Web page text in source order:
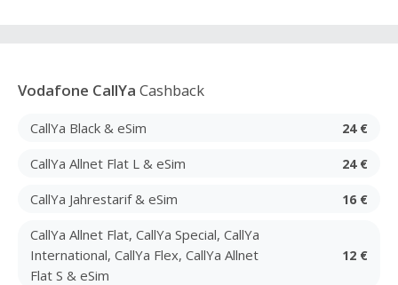
Vodafone CallYa Cashback
CallYa Black & eSim 24 €
CallYa Allnet Flat L & eSim 24 €
CallYa Jahrestarif & eSim 16 €
CallYa Allnet Flat, CallYa Special, CallYa
International, CallYa Flex, CallYa Allnet
Flat S & eSim
12 €